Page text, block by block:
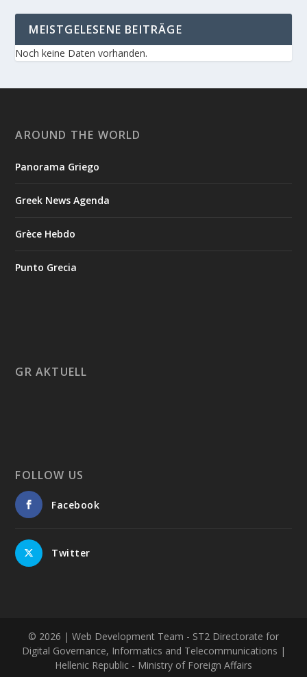
MEISTGELESENE BEITRÄGE
Noch keine Daten vorhanden.
AROUND THE WORLD
Panorama Griego
Greek News Agenda
Grèce Hebdo
Punto Grecia
GR AKTUELL
FOLLOW US
Facebook
Twitter
© 2026 | Web Development Team - ST2 Directorate for
Digital Governance, Informatics and Telecommunications |
Hellenic Republic - Ministry of Foreign Affairs